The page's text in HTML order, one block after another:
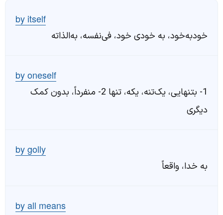
by itself
خودبه‌خود، به خودی خود، فی‌نفسه، به‌الذاته
by oneself
1- بتنهایی، یک‌تنه، یکه، تنها 2- منفرداً، بدون کمک
دیگری
by golly
به خدا، واقعاً
by all means